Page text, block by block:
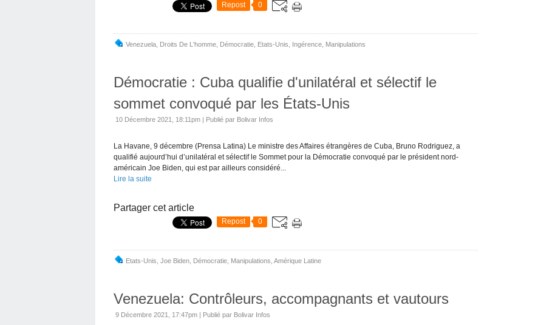
Repost 0
Venezuela Droits De L'homme Démocratie Etats-Unis Ingérence Manipulations
Démocratie : Cuba qualifie d'unilatéral et sélectif le
sommet convoqué par les États-Unis
10 Décembre 2021, 18:11pm | Publié par Bolivar Infos
La Havane, 9 décembre (Prensa Latina) Le ministre des Affaires étrangères de Cuba, Bruno Rodriguez, a
qualifié aujourd’hui d’unilatéral et sélectif le Sommet pour la Démocratie convoqué par le président nord-
américain Joe Biden, qui est par ailleurs considéré...
Lire la suite
Partager cet article
Repost 0
Etats-Unis Joe Biden Démocratie Manipulations Amérique Latine
Venezuela: Contrôleurs, accompagnants et vautours
9 Décembre 2021, 17:47pm | Publié par Bolivar Infos